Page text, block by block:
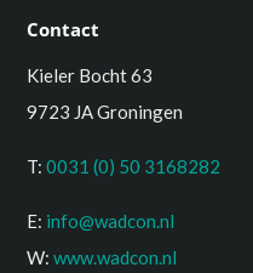
Contact
Kieler Bocht 63
9723 JA Groningen
T:0031 (0) 50 3168282
E: info@wadcon.nl
W:www.wadcon.nl